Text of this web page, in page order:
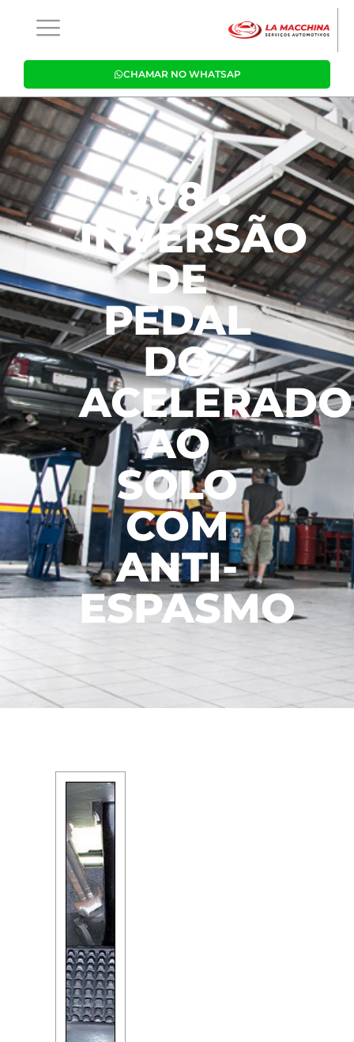
CHAMAR NO WHATSAP
908 •
INVERSÃO
DE
PEDAL
DO
AO
SOLO
COM
ANTI-
ESPASMO